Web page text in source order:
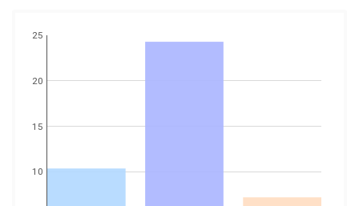
10
15
20
25